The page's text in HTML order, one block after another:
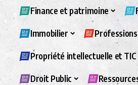
Finance et patrimoine
Immobilier
Propriété intellectuelle et TIC
Droit Public